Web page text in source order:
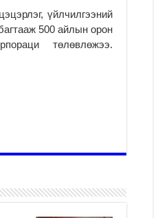
үйлчилгээний
500 айлын орон
төлөвлөжээ.